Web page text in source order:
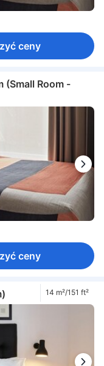
ceny
(Small Room -
ceny
14 m²/151 ft²